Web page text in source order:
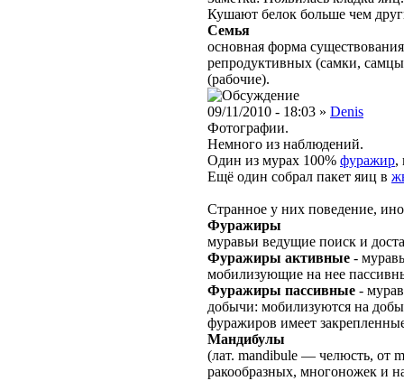
Кушают белок больше чем
Семья
основная форма
репродуктивных (самки,
(рабочие).
09/11/2010 - 18:03 » Denis
Фотографии.
Немного из наблюдений.
Один из мурах 100% фуражир,
Ещё один собрал пакет яиц в
Странное у них поведение,
Фуражиры
муравьи ведущие поиск и
Фуражиры активные -
мобилизующие на нее
Фуражиры пассивные -
добычи: мобилизуются на
фуражиров имеет
Мандибулы
(лат. mandibule — челюсть, от
ракообразных, многоножек и